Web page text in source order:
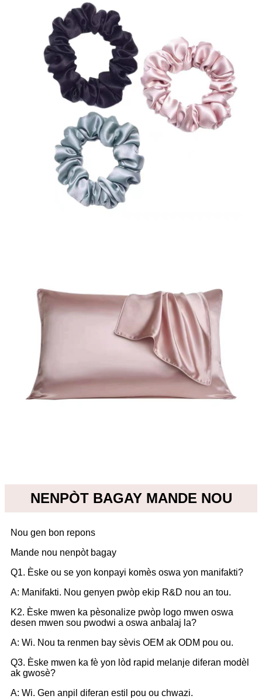
NENPÒT BAGAY MANDE NOU
Nou gen bon repons
Mande nou nenpòt bagay
Q1. Èske ou se yon konpayi komès oswa yon manifakti?
A: Manifakti. Nou genyen pwòp ekip R&D nou an tou.
K2. Èske mwen ka pèsonalize pwòp logo mwen oswa
desen mwen sou pwodwi a oswa anbalaj la?
A: Wi. Nou ta renmen bay sèvis OEM ak ODM pou ou.
Q3. Èske mwen ka fè yon lòd rapid melanje diferan modèl
ak gwosè?
A: Wi. Gen anpil diferan estil pou ou chwazi.